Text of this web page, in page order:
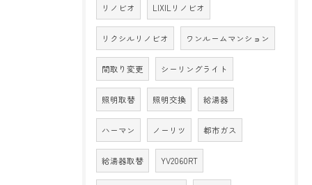
リノビオ LIXILリノビオ
リクシルリノビオ ワンルームマンション
間取り変更 シーリングライト
照明取替 照明交換 給湯器
ハーマン ノーリツ 都市ガス
給湯器取替 YV2060RT